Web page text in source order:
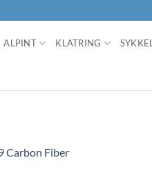
ALPINT KLATRING SYKKEL